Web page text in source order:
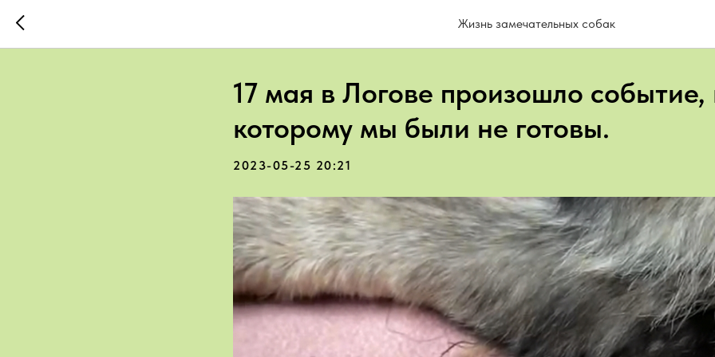
Жизнь замечательных собак
17 мая в Логове произошло событие,
которому мы были не готовы.
2023-05-25 20:21